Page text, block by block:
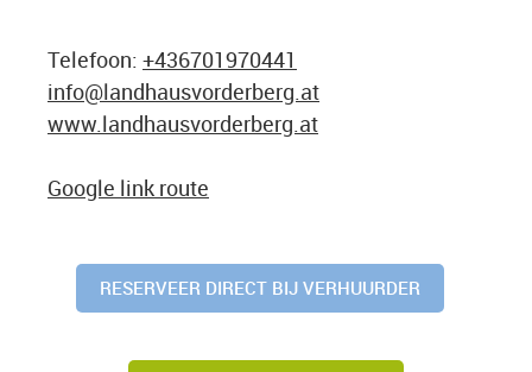
Telefoon: +436701970441
info@landhausvorderberg.at
www.landhausvorderberg.at
Google link route
RESERVEER DIRECT BIJ VERHUURDER